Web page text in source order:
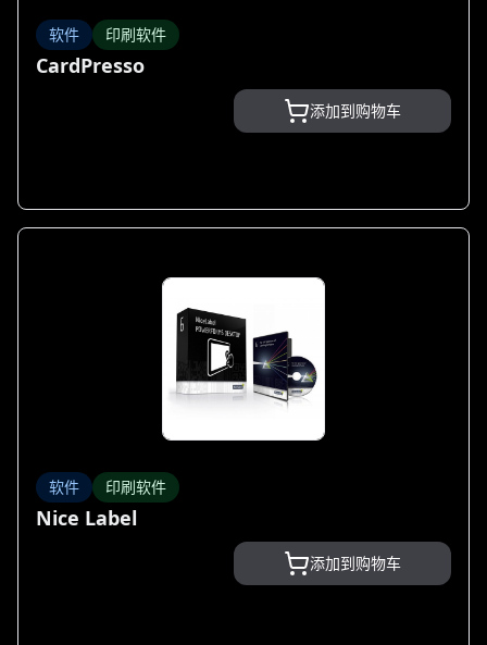
软件 印刷软件
CardPresso
添加到购物车
软件 印刷软件
Nice Label
添加到购物车